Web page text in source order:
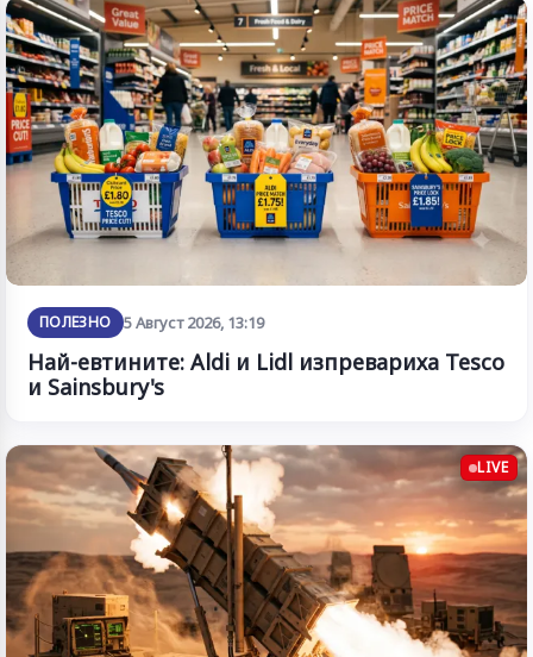
ПОЛЕЗНО 5 Август 2026, 13:19
Най-евтините: Aldi и Lidl изпревариха Tesco
и Sainsbury's
LIVE